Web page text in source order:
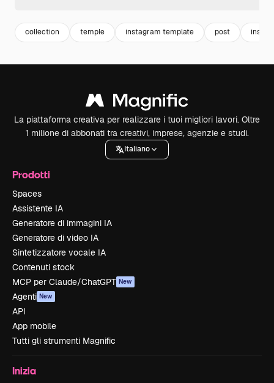
collection temple instagram template post
La piattaforma creativa per realizzare i tuoi migliori lavori. Oltre
1 milione di abbonati tra creativi, imprese, agenzie e studi.
Italiano
Prodotti
Spaces
Assistente IA
Generatore di immagini IA
Generatore di video IA
Sintetizzatore vocale IA
Contenuti stock
MCP per Claude/ChatGPT New
Agenti New
API
App mobile
Tutti gli strumenti Magnific
Inizia